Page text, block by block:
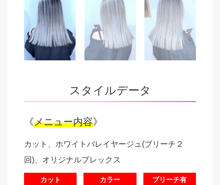
スタイルデータ
《メニュー内容》
カット、ホワイトバレイヤージュ(ブリーチ２
回)、オリジナルプレックス
カット カラー ブリーチ有